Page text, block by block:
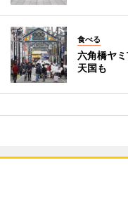
食べる
六角橋ヤ
天国も